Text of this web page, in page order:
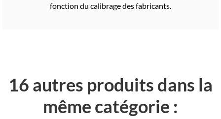
fonction du calibrage des fabricants.
16 autres produits dans la
même catégorie :